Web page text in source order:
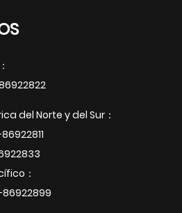
del Norte y del Sur：
：